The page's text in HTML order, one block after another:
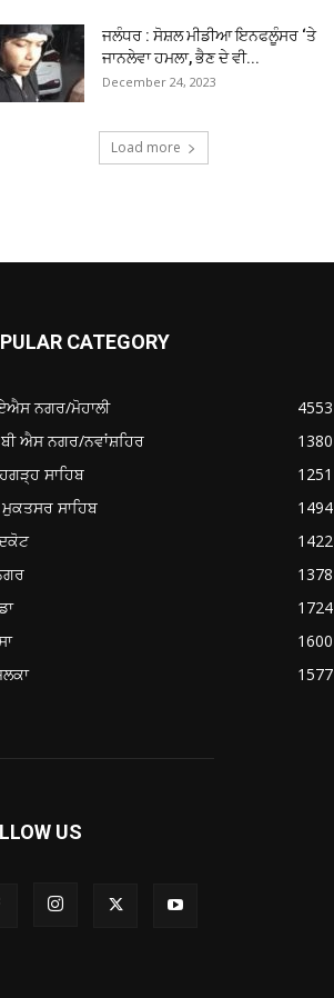
ਜਲੰਧਰ : ਸੋਸ਼ਲ ਮੀਡੀਆ ਇਨਫਲੂੰਸਰ ‘ਤੇ
ਜਾਨਲੇਵਾ ਹਮਲਾ, ਭੈਣ ਦੇ ਵੀ...
December 24, 2023
Load more
CATEGORY
ਨਗਰ/ਮੋਹਾਲੀ
4553
ਐਸ ਨਗਰ/ਨਵਾਂਸ਼ਹਿਰ
1380
ਸਾਹਿਬ
1251
ਮੁਕਤਸਰ ਸਾਹਿਬ
1494
1422
1378
1724
1600
1577
US